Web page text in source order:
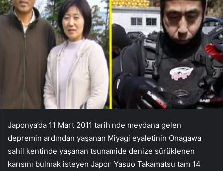
Japonya’da 11 Mart 2011 tarihinde meydana gelen
depremin ardından yaşanan Miyagi eyaletinin Onagawa
sahil kentinde yaşanan tsunamide denize sürüklenen
karısını bulmak isteyen Japon Yasuo Takamatsu tam 14